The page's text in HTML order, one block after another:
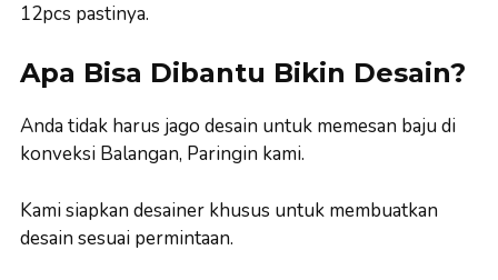
12pcs pastinya.
Apa Bisa Dibantu Bikin Desain?
Anda tidak harus jago desain untuk memesan baju di
konveksi Balangan, Paringin kami.
Kami siapkan desainer khusus untuk membuatkan
desain sesuai permintaan.